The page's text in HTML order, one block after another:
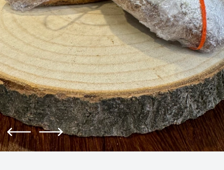
AurrekoaHurrengoa